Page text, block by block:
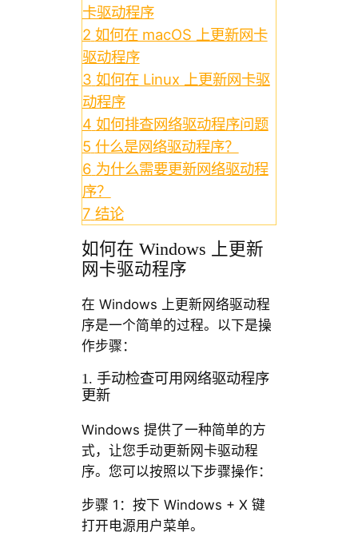
卡驱动程序
2 如何在 macOS 上更新网卡
驱动程序
3 如何在 Linux 上更新网卡驱
动程序
4 如何排查网络驱动程序问题
5 什么是网络驱动程序？
6 为什么需要更新网络驱动程
序？
7 结论
如何在 Windows 上更新
网卡驱动程序
在 Windows 上更新网络驱动程
序是一个简单的过程。以下是操
作步骤：
1. 手动检查可用网络驱动程序
更新
Windows 提供了一种简单的方
式，让您手动更新网卡驱动程
序。您可以按照以下步骤操作：
步骤 1：按下 Windows + X 键
打开电源用户菜单。